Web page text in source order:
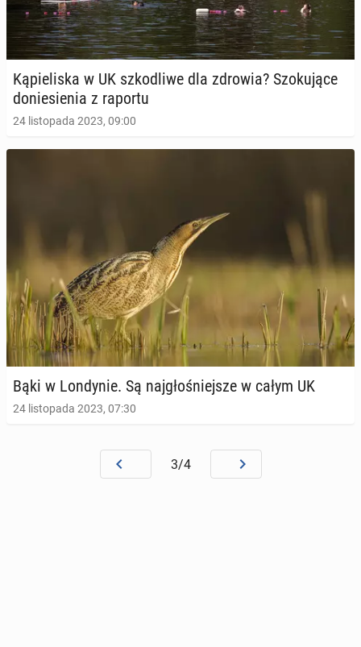
Ką­pie­li­ska w UK szko­dli­we dla zdrowia? Szo­ku­ją­ce
do­nie­sie­nia z raportu
24 listopada 2023, 09:00
Bąki w Lon­dy­nie. Są naj­gło­śniej­sze w całym UK
24 listopada 2023, 07:30
3/4